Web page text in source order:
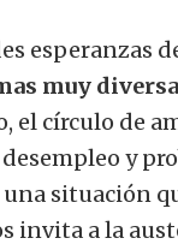
esperanzas
muy
el círculo de
y
una situación
invita a la